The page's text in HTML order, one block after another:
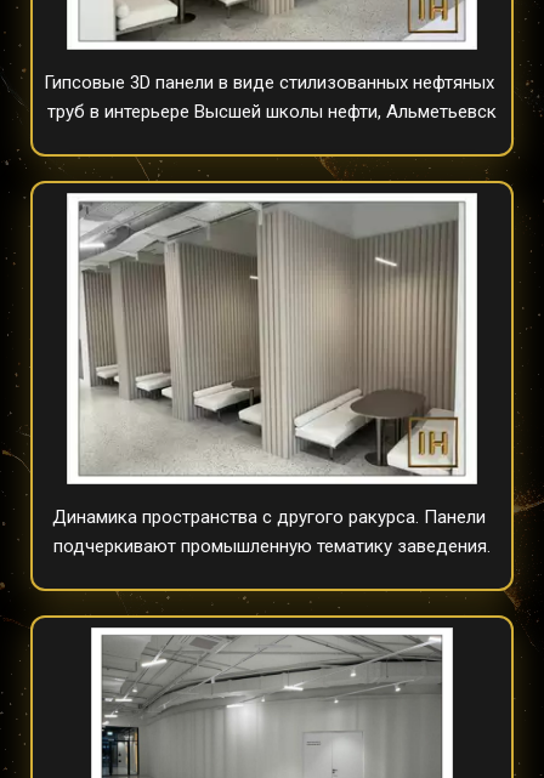
Гипсовые 3D панели в виде стилизованных нефтяных
труб в интерьере Высшей школы нефти, Альметьевск
Динамика пространства с другого ракурса. Панели
подчеркивают промышленную тематику заведения.